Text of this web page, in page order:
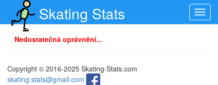
Skating Stats
Nedostatečná oprávnění...
Copyright © 2016-2025 Skating-Stats.com
skating.stats@gmail.com